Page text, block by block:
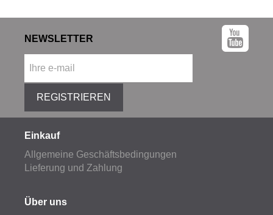
NEWSLETTER
REGISTRIEREN
Einkauf
Allgemeine Geschäftsbedingungen
Lieferung und Zahlung
Über uns